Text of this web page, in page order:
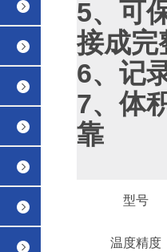
5、可
接成完
6、记
7、体
靠
型号
温度精度